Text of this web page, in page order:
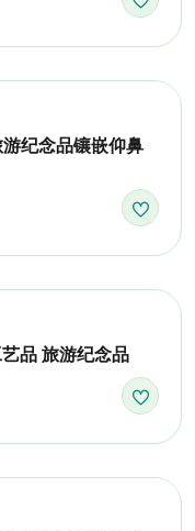
纪念品镶嵌仰鼻
品 旅游纪念品